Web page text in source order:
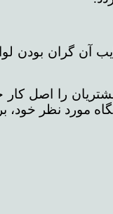
گران بودن
را اصل کار
نظر خود،